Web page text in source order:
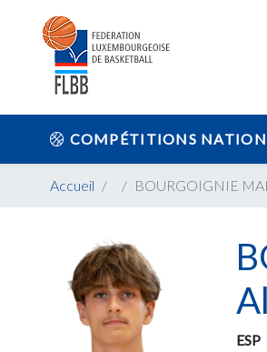
COMPÉTITIONS
Accueil BOURGOIGNIE
ESP